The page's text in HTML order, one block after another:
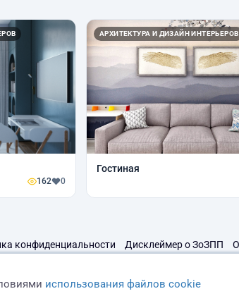
162 0
АРХИТЕКТУРА И ДИЗАЙН ИНТЕРЬЕРОВ
Гостиная
конфиденциальности Дисклеймер о ЗоЗПП
использования файлов cookie